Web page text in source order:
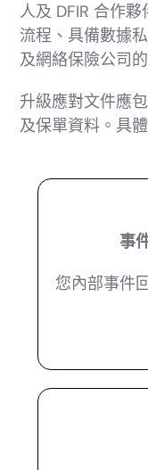
人及 DFIR 合作
流程、具備數據
及網絡保險公司
升級應對文件應
及保單資料。具
事
您內部事件